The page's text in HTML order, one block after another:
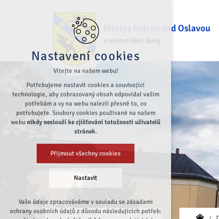
Městys Ostrov nad Oslavou
Nastavení cookies
Vítejte na našem webu!
Potřebujeme nastavit cookies a související
technologie, aby zobrazovaný obsah odpovídal vašim
potřebám a vy na webu nalezli přesně to, co
potřebujete. Soubory cookies používané na našem
webunikdy neslouží ke zjišťování totožnosti uživatelů
stránek.
Přijmout všechny cookies
Nastavit
Technická cookies
Vaše údaje zpracováváme v souladu se zásadami
ochrany osobních údajů z důvodu následujících potřeb: